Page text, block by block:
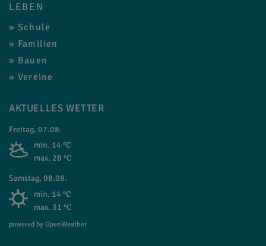
LEBEN
Schule
Familien
Bauen
Vereine
AKTUELLES WETTER
Freitag, 07.08.
min. 14 °C
max. 28 °C
Samstag, 08.08.
min. 14 °C
max. 31 °C
powered by OpenWeather